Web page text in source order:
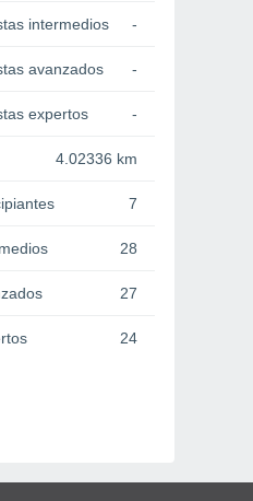
intermedios -
avanzados -
expertos -
4.02336 km
7
28
27
24